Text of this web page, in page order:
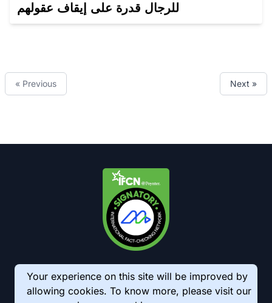
للرجال قدرة على إيقاف عقولهم
« Previous Next »
Your experience on this site will be improved by
allowing cookies. To know more, please visit our